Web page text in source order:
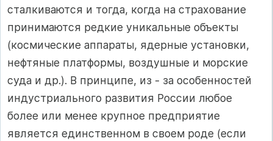
сталкиваются и тогда, когда на страхование
принимаются редкие уникальные объекты
(космические аппараты, ядерные установки,
нефтяные платформы, воздушные и морские
суда и др.). В принципе, из - за особенностей
индустриального развития России любое
более или менее крупное предприятие
является единственном в своем роде (если